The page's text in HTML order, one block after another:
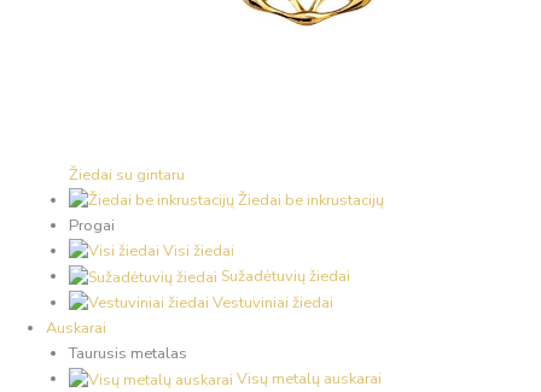
Žiedai su gintaru
Žiedai be inkrustacijų
Progai
Visi žiedai
Sužadėtuvių žiedai
Vestuviniai žiedai
Auskarai
Taurusis metalas
Visų metalų auskarai